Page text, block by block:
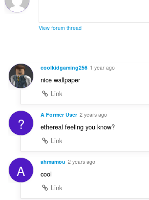
View forum thread
coolkidgaming256 1 year ago
nice wallpaper
Link
? A Former User 2 years ago
ethereal feeling you know?
Link
A ahmamou 2 years ago
cool
Link